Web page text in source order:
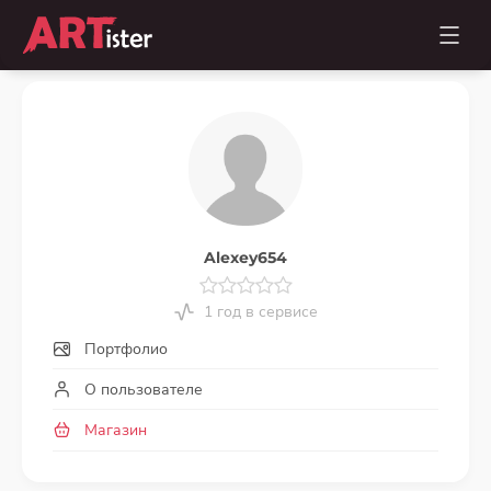
Alexey654
1 год в сервисе
Портфолио
О пользователе
Магазин